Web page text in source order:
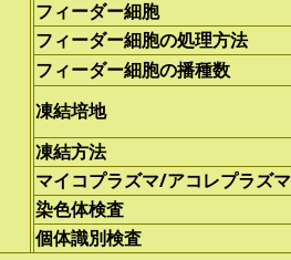
フィーダー細胞
フィーダー細胞の処理方法
フィーダー細胞の播種数
凍結培地
凍結方法
マイコプラズマ/アコレプラズマ
染色体検査
個体識別検査